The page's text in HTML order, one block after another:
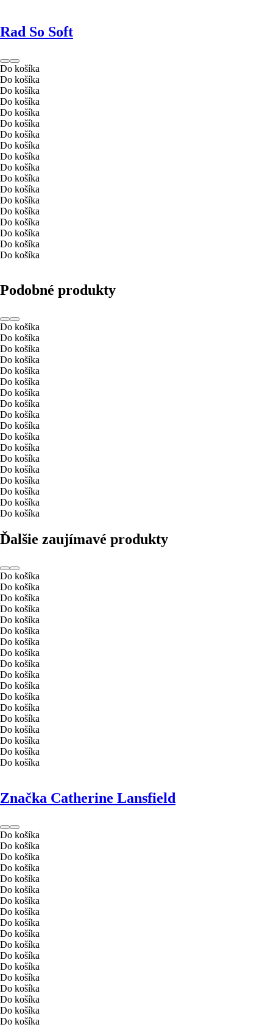
Rad So Soft
Do košíka
Do košíka
Do košíka
Do košíka
Do košíka
Do košíka
Do košíka
Do košíka
Do košíka
Do košíka
Do košíka
Do košíka
Do košíka
Do košíka
Do košíka
Do košíka
Do košíka
Do košíka
Podobné produkty
Do košíka
Do košíka
Do košíka
Do košíka
Do košíka
Do košíka
Do košíka
Do košíka
Do košíka
Do košíka
Do košíka
Do košíka
Do košíka
Do košíka
Do košíka
Do košíka
Do košíka
Do košíka
Ďalšie zaujímavé produkty
Do košíka
Do košíka
Do košíka
Do košíka
Do košíka
Do košíka
Do košíka
Do košíka
Do košíka
Do košíka
Do košíka
Do košíka
Do košíka
Do košíka
Do košíka
Do košíka
Do košíka
Do košíka
Značka Catherine Lansfield
Do košíka
Do košíka
Do košíka
Do košíka
Do košíka
Do košíka
Do košíka
Do košíka
Do košíka
Do košíka
Do košíka
Do košíka
Do košíka
Do košíka
Do košíka
Do košíka
Do košíka
Do košíka